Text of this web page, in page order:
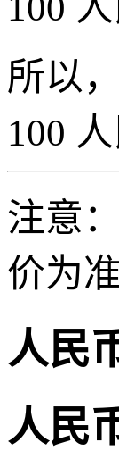
所以
100
注意
价为准
人民
人民